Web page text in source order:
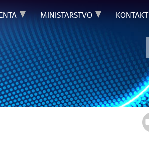
MINISTARSTVO KONTAKT